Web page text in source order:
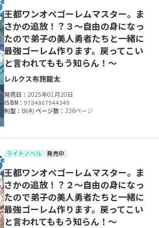
王都ワンオペゴーレムマスター。ま
さかの追放！？３～自由の身になっ
たので弟子の美人勇者たちと一緒に
最強ゴーレム作ります。戻ってこい
と言われてももう知らん！～
レルクス布施龍太
発売日：2025年01月20日
ISBN：9784867944349
判型： B6判ページ数：336ページ
ライトノベル 発売中
王都ワンオペゴーレムマスター。ま
さかの追放！？２～自由の身になっ
たので弟子の美人勇者たちと一緒に
最強ゴーレム作ります。戻ってこい
と言われてももう知らん！～